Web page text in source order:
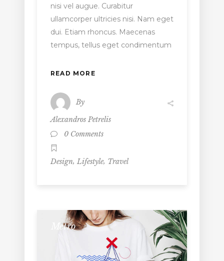
nisi vel augue. Curabitur
ullamcorper ultricies nisi. Nam eget
dui. Etiam rhoncus. Maecenas
tempus, tellus eget condimentum
READ MORE
By
Alexandros Petrelis
0 Comments
Design, Lifestyle, Travel
Metro